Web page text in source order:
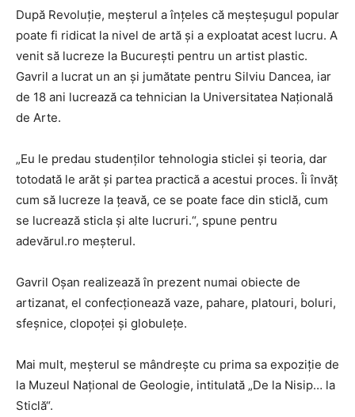
După Revoluție, meșterul a înțeles că meşteşugul popular
poate fi ridicat la nivel de artă şi a exploatat acest lucru. A
venit să lucreze la București pentru un artist plastic.
Gavril a lucrat un an şi jumătate pentru Silviu Dancea, iar
de 18 ani lucrează ca tehnician la Universitatea Naţională
de Arte.
„Eu le predau studenţilor tehnologia sticlei şi teoria, dar
totodată le arăt şi partea practică a acestui proces. Îi învăţ
cum să lucreze la ţeavă, ce se poate face din sticlă, cum
se lucrează sticla şi alte lucruri.“, spune pentru
adevărul.ro meșterul.
Gavril Oșan realizează în prezent numai obiecte de
artizanat, el confecţionează vaze, pahare, platouri, boluri,
sfeşnice, clopoţei şi globuleţe.
Mai mult, meșterul se mândrește cu prima sa expoziţie de
la Muzeul Naţional de Geologie, intitulată „De la Nisip… la
Sticlă“.